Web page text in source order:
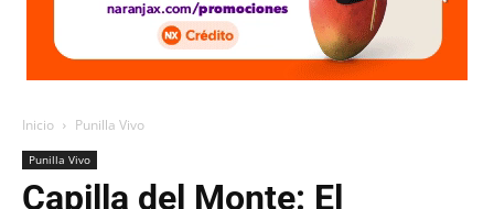
Inicio Punilla Vivo
Punilla Vivo
Capilla del Monte: El